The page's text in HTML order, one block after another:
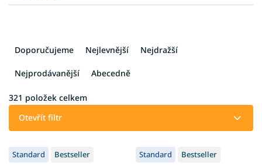
í
p
d
Doporučujeme Nejlevnější Nejdražší
Nejprodávanější Abecedně
321 položek celkem
Otevřít filtr
V
ýStandard Bestseller Standard Bestseller